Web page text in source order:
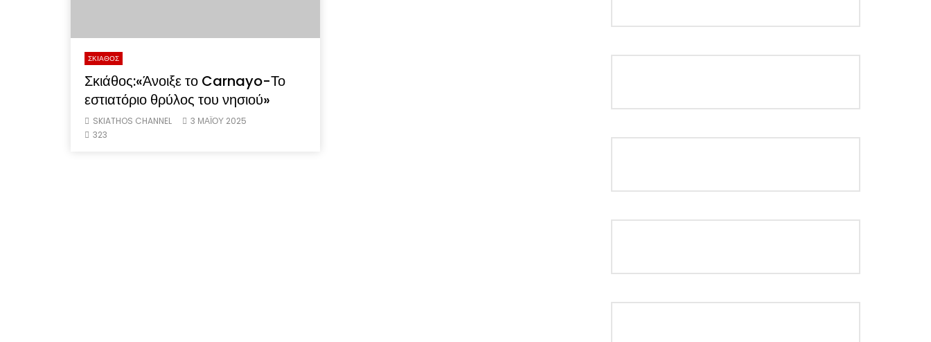
ΣΚΙΑΘΟΣ
Σκιάθος:«Άνοιξε το Carnayo-Το
εστιατόριο θρύλος του νησιού»
SKIATHOS CHANNEL
3 ΜΑΪ́ΟΥ 2025
323